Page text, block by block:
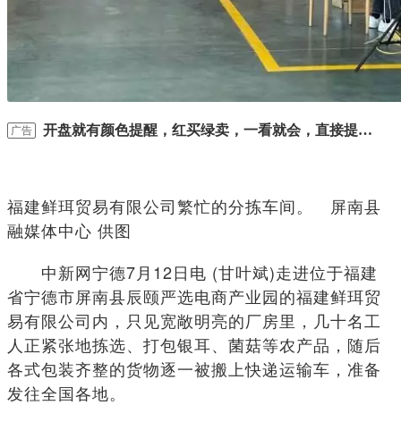
广告
开盘就有颜色提醒，红买绿卖，一看就会，直接提示
福建鲜珥贸易有限公司繁忙的分拣车间。 屏南县
融媒体中心 供图
中新网宁德7月12日电 (甘叶斌)走进位于福建
省宁德市屏南县辰颐严选电商产业园的福建鲜珥贸
易有限公司内，只见宽敞明亮的厂房里，几十名工
人正紧张地拣选、打包银耳、菌菇等农产品，随后
各式包装齐整的货物逐一被搬上快递运输车，准备
发往全国各地。